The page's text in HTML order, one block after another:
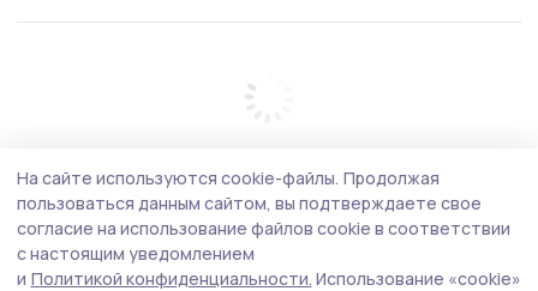
На сайте используются cookie-файлы. Продолжая
пользоваться данным сайтом, вы подтверждаете свое
согласие на использование файлов cookie в соответствии
с настоящим уведомлением
и Политикой конфиденциальности. Использование «cookie»